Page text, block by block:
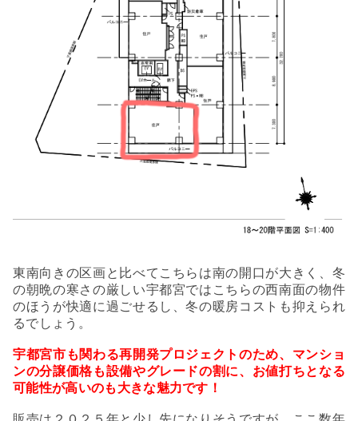
東南向きの区画と比べてこちらは南の開口が大きく、冬
の朝晩の寒さの厳しい宇都宮ではこちらの西南面の物件
のほうが快適に過ごせるし、冬の暖房コストも抑えられ
るでしょう。
宇都宮市も関わる再開発プロジェクトのため、マンショ
ンの分譲価格も設備やグレードの割に、お値打ちとなる
可能性が高いのも大きな魅力です！